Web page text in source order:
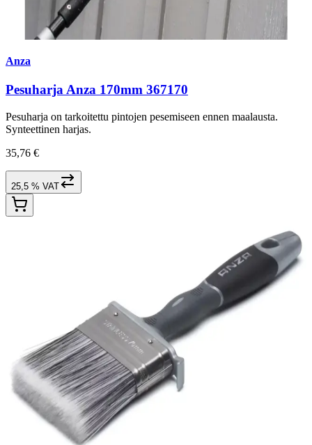
Anza
Pesuharja Anza 170mm 367170
Pesuharja on tarkoitettu pintojen pesemiseen ennen maalausta.
Synteettinen harjas.
35,76 €
25,5 % VAT